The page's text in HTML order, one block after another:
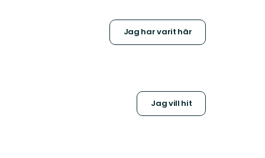
Jag har varit här
Jag vill hit